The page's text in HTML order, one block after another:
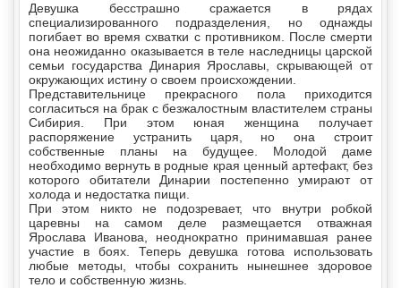
Девушка бесстрашно сражается в рядах
специализированного подразделения, но однажды
погибает во время схватки с противником. После смерти
она неожиданно оказывается в теле наследницы царской
семьи государства Динария Ярославы, скрывающей от
окружающих истину о своем происхождении.
Представительнице прекрасного пола приходится
согласиться на брак с безжалостным властителем страны
Сибирия. При этом юная женщина получает
распоряжение устранить царя, но она строит
собственные планы на будущее. Молодой даме
необходимо вернуть в родные края ценный артефакт, без
которого обитатели Динарии постепенно умирают от
холода и недостатка пищи.
При этом никто не подозревает, что внутри робкой
царевны на самом деле размещается отважная
Ярослава Иванова, неоднократно принимавшая ранее
участие в боях. Теперь девушка готова использовать
любые методы, чтобы сохранить нынешнее здоровое
тело и собственную жизнь.